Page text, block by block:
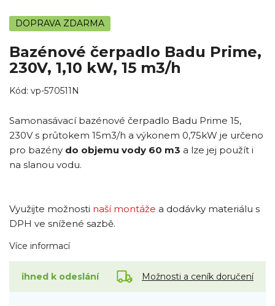
DOPRAVA ZDARMA
Bazénové čerpadlo Badu Prime,
230V, 1,10 kW, 15 m3/h
Kód: vp-570511N
Samonasávací bazénové čerpadlo Badu Prime 15,
230V s průtokem 15m3/h a výkonem 0,75kW je určeno
pro bazény do objemu vody 60 m3 a lze jej použít i
na slanou vodu.
Využijte možnosti naší montáže a dodávky materiálu s
DPH ve snížené sazbě.
Více informací
ihned k odeslání Možnosti a ceník doručení